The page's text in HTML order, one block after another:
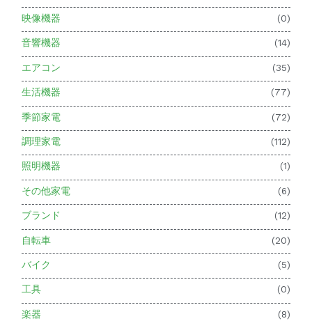
映像機器 (0)
音響機器 (14)
エアコン (35)
生活機器 (77)
季節家電 (72)
調理家電 (112)
照明機器 (1)
その他家電 (6)
ブランド (12)
自転車 (20)
バイク (5)
工具 (0)
楽器 (8)